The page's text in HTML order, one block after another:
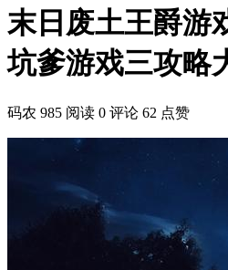
末日废土王爵游
坑爹游戏三攻略
码农 985 阅读 0 评论 62 点赞